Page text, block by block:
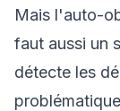
Mais l'auto-
faut aussi un
détecte les